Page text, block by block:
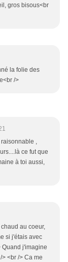
gros bisous<br
la folie des
/>
,
ce fut que
à toi aussi,
au coeur,
si j'étais avec
Quand j'imagine
<br /> Ca me